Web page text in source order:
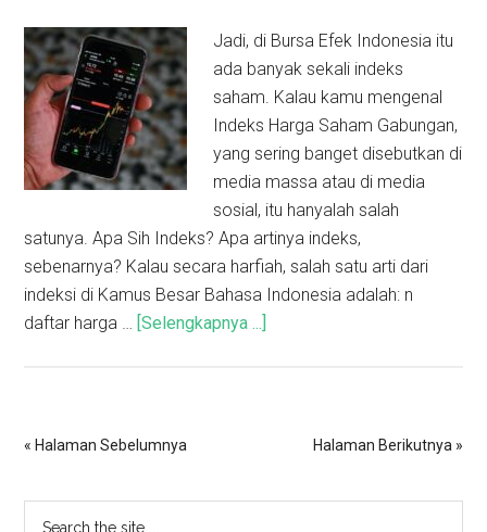
Jadi, di Bursa Efek Indonesia itu
ada banyak sekali indeks
saham. Kalau kamu mengenal
Indeks Harga Saham Gabungan,
yang sering banget disebutkan di
media massa atau di media
sosial, itu hanyalah salah
satunya. Apa Sih Indeks? Apa artinya indeks,
sebenarnya? Kalau secara harfiah, salah satu arti dari
indeksi di Kamus Besar Bahasa Indonesia adalah: n
daftar harga … [Selengkapnya ...]
« Halaman Sebelumnya Halaman Berikutnya »